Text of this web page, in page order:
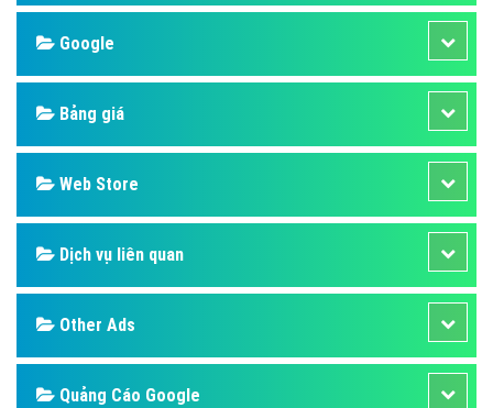
Google
Bảng giá
Web Store
Dịch vụ liên quan
Other Ads
Quảng Cáo Google